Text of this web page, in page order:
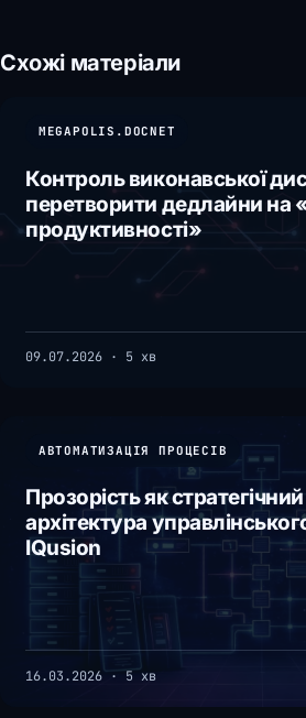
Схожі матеріали
MEGAPOLIS.DOCNET
Контроль виконавської
перетворити дедлайни на
продуктивності»
09.07.2026 · 5 хв
АВТОМАТИЗАЦІЯ ПРОЦЕСІВ
Прозорість як
архітектура
IQusion
16.03.2026 · 5 хв